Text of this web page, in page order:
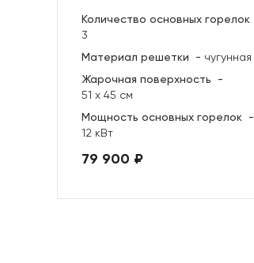
Количество основных горелок
3
Материал решетки
- чугунная
Жарочная поверхность
-
51 х 45 см
Мощность основных горелок
-
12 кВт
79 900 ₽